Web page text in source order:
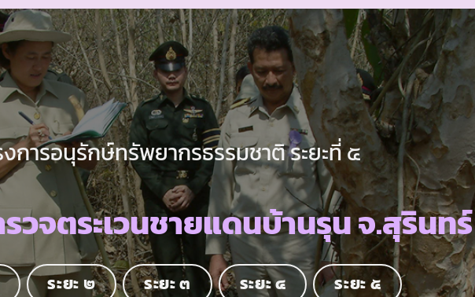
งการอนุรักษ์ทรัพยากรธรรมชาติ ระยะที่ ๕
รวจตระเวนชายแดนบ้านรุน จ.สุรินทร์
ระยะ ๒ ระยะ ๓ ระยะ ๔ ระยะ ๕